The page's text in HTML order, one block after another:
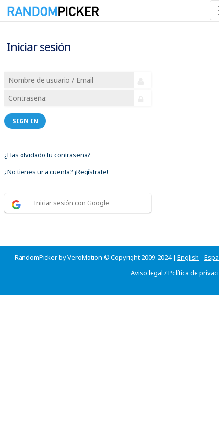
Iniciar sesión
SIGN IN
¿Has olvidado tu contraseña?
¿No tienes una cuenta? ¡Regístrate!
Iniciar sesión con Google
RandomPicker by VeroMotion © Copyright 2009-2024 | English -
Aviso legal /Política de